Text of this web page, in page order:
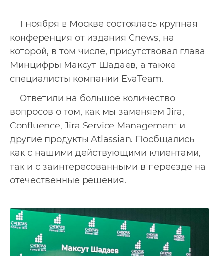
1 ноября в Москве состоялась крупная
конференция от издания Cnews, на
которой, в том числе, присутствовал глава
Минцифры Максут Шадаев, а также
специалисты компании EvaTeam.
Ответили на большое количество
вопросов о том, как мы заменяем Jira,
Confluence, Jira Service Management и
другие продукты Atlassian. Пообщались
как с нашими действующими клиентами,
так и с заинтересованными в переезде на
отечественные решения.